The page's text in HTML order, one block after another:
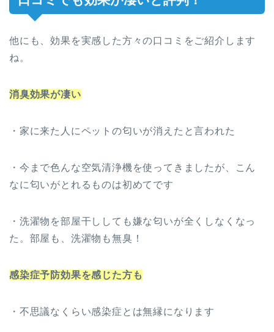
他にも、効果を実感した方々の口コミをご紹介します
ね。
消臭効果が凄い
・家に来た人にペットの匂いが消えたと言われた
・今まで色んな空気清浄機を使ってきましたが、こん
なに匂いがとれるものは初めてです
・洗濯物を部屋干ししても嫌な匂いが全くしなくなっ
た。部屋も、洗濯物も無臭！
感染症予防効果を感じた方も
・不思議なくらい感染症とは無縁になります